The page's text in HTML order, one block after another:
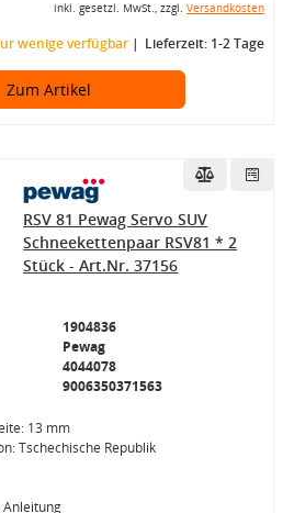
inkl. gesetzl. MwSt., zzgl. Versandkosten
wenige verfügbar Lieferzeit: 1-2 Tage
Zum Artikel
RSV 81 Pewag Servo SUV
Schneekettenpaar RSV81 * 2
Stück - Art.Nr. 37156
1904836
Pewag
4044078
9006350371563
13 mm
Tschechische Republik